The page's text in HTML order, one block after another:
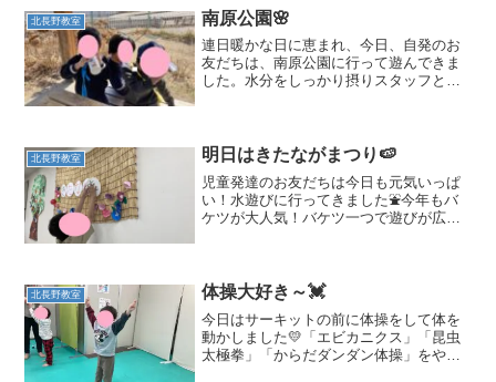
ま、たに・・・」ととて...
北長野教室 南原公園🌸
連日暖かな日に恵まれ、今日、自発のお
友だちは、南原公園に行って遊んできま
した。水分をしっかり摂りスタッフとグ
方がとても力強くなりまし...
北長野教室 明日はきたながまつり🍉
児童発達のお友だちは今日も元気いっぱ
い！水遊びに行ってきました⛲今年もバ
ケツが大人気！バケツ一つで遊びが広が
明日もたくさん遊ぼうね...
北長野教室 体操大好き～💓
今日はサーキットの前に体操をして体を
動かしました💛「エビカニクス」「昆虫
太極拳」「からだダンダン体操」をやり